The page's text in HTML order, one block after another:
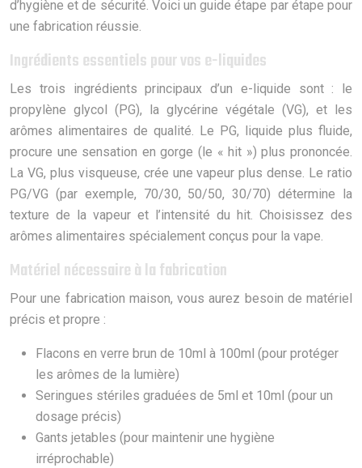
d’hygiène et de sécurité. Voici un guide étape par étape pour
une fabrication réussie.
Ingrédients essentiels pour vos e-liquides
Les trois ingrédients principaux d’un e-liquide sont : le
propylène glycol (PG), la glycérine végétale (VG), et les
arômes alimentaires de qualité. Le PG, liquide plus fluide,
procure une sensation en gorge (le « hit ») plus prononcée.
La VG, plus visqueuse, crée une vapeur plus dense. Le ratio
PG/VG (par exemple, 70/30, 50/50, 30/70) détermine la
texture de la vapeur et l’intensité du hit. Choisissez des
arômes alimentaires spécialement conçus pour la vape.
Matériel nécessaire à la fabrication
Pour une fabrication maison, vous aurez besoin de matériel
précis et propre :
Flacons en verre brun de 10ml à 100ml (pour protéger
les arômes de la lumière)
Seringues stériles graduées de 5ml et 10ml (pour un
dosage précis)
Gants jetables (pour maintenir une hygiène
irréprochable)